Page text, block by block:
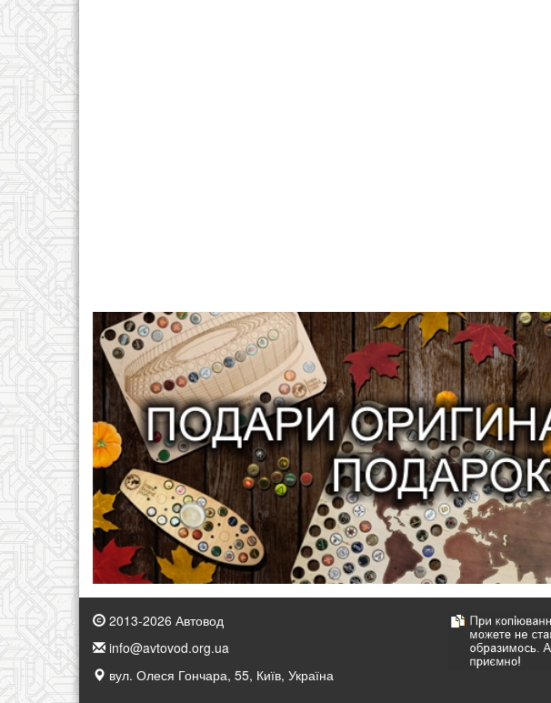
2013-2026 Автовод
info@avtovod.org.ua
вул. Олеся Гончара, 55, Київ, Україна